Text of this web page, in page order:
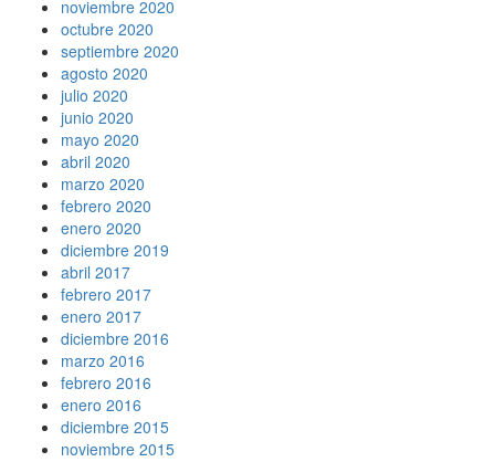
noviembre 2020
octubre 2020
septiembre 2020
agosto 2020
julio 2020
junio 2020
mayo 2020
abril 2020
marzo 2020
febrero 2020
enero 2020
diciembre 2019
abril 2017
febrero 2017
enero 2017
diciembre 2016
marzo 2016
febrero 2016
enero 2016
diciembre 2015
noviembre 2015